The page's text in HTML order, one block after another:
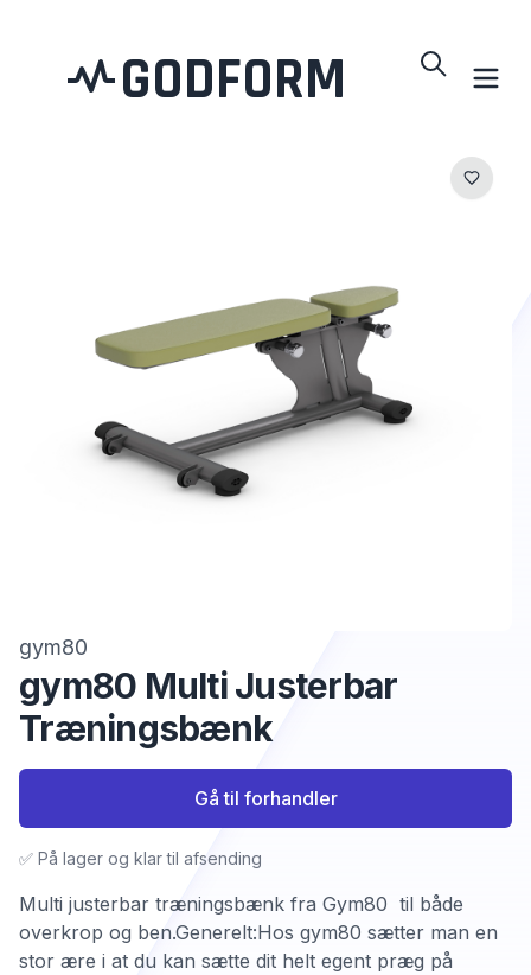
GODFORM
gym80
gym80 Multi Justerbar
Træningsbænk
Multi justerbar træningsbænk fra Gym80 til både
overkrop og ben.Generelt:Hos gym80 sætter man en
stor ære i at du kan sætte dit helt egent præg på
✅ På lager og klar til afsending
Gå til forhandler